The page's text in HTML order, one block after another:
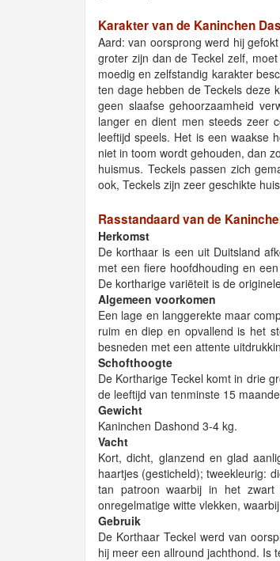
Karakter van de Kaninchen
Aard: van oorsprong werd hij
groter zijn dan de Teckel zelf,
moedig en zelfstandig karakter
ten dage hebben de Teckels deze
geen slaafse gehoorzaamheid
langer en dient men steeds zeer
leeftijd speels. Het is een waakse
niet in toom wordt gehouden, dan
huismus. Teckels passen zich
ook, Teckels zijn zeer geschikte
Rasstandaard van de
Herkomst
De korthaar is een uit Duitsland
met een fiere hoofdhouding en
De kortharige variëteit is de
Algemeen voorkomen
Een lage en langgerekte maar
ruim en diep en opvallend is het
besneden met een attente
Schofthoogte
De Kortharige Teckel komt in drie
de leeftijd van tenminste 15
Gewicht
Kaninchen Dashond 3-4 kg.
Vacht
Kort, dicht, glanzend en glad
haartjes (gesticheld); tweekleurig:
tan patroon waarbij in het zwart
onregelmatige witte vlekken,
Gebruik
De Korthaar Teckel werd van
hij meer een allround jachthond. Is